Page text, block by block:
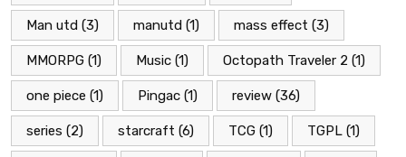
Man utd (3) manutd (1) mass effect (3)
MMORPG (1) Music (1) Octopath Traveler 2 (1)
one piece (1) Pingac (1) review (36)
series (2) starcraft (6) TCG (1) TGPL (1)